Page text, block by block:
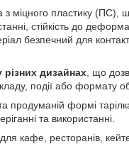
з міцного пластику (ПС),
стійкість до
безпечний для
дизайнах , що
події або формату
продуманій формі
та використанні.
кафе, ресторанів,